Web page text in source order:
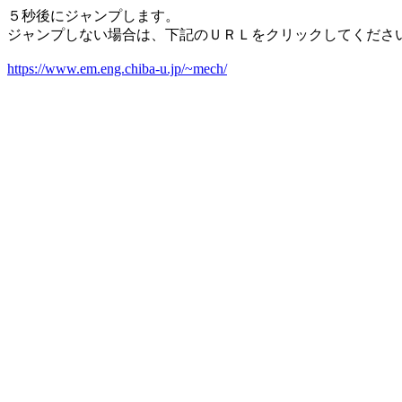
５秒後にジャンプします。
ジャンプしない場合は、下記のＵＲＬをクリックしてくださ
https://www.em.eng.chiba-u.jp/~mech/